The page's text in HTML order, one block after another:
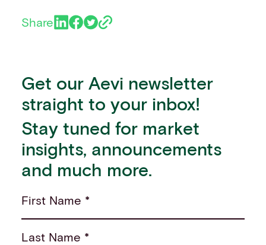
Share
Get our Aevi newsletter
straight to your inbox!
Stay tuned for market
insights, announcements
and much more.
First Name *
Last Name *